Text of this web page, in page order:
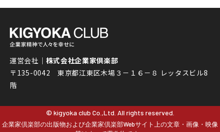
運営会社｜ 株式会社企業家倶楽部
〒135-0042 東京都江東区木場３－１６－８ レッタスビル8
階
© kigyoka club Co.,Ltd. All rights reserved.
企業家倶楽部の出版物および企業家倶楽部Webサイト上の文章・画像・映像